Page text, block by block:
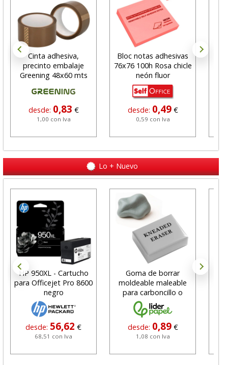
Cinta adhesiva,
precinto embalaje
Greening 48x60 mts
desde: 0,83 €
1,00 con Iva
Bloc notas adhesivas
76x76 100h Rosa chicle
neón fluor
desde: 0,49 €
0,59 con Iva
Lo + Nuevo
HP 950XL - Cartucho
para Officejet Pro 8600
negro
desde: 56,62 €
68,51 con Iva
Goma de borrar
moldeable maleable
para carboncillo o
grafito
desde: 0,89 €
1,08 con Iva